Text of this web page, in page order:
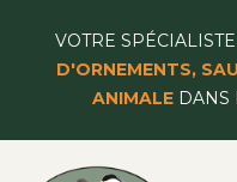
VOTRE
D'ORNEMENTS,
ANIMALEDANS